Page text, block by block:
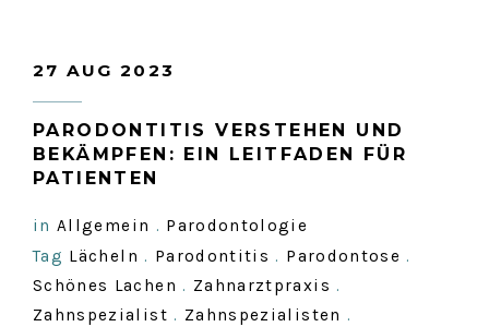
27 AUG 2023
PARODONTITIS VERSTEHEN UND
BEKÄMPFEN: EIN LEITFADEN FÜR
PATIENTEN
in Allgemein . Parodontologie
Tag Lächeln . Parodontitis . Parodontose .
Schönes Lachen . Zahnarztpraxis .
Zahnspezialist . Zahnspezialisten .